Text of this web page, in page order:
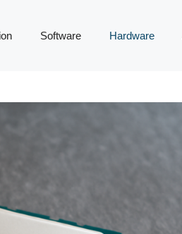
Software Hardware